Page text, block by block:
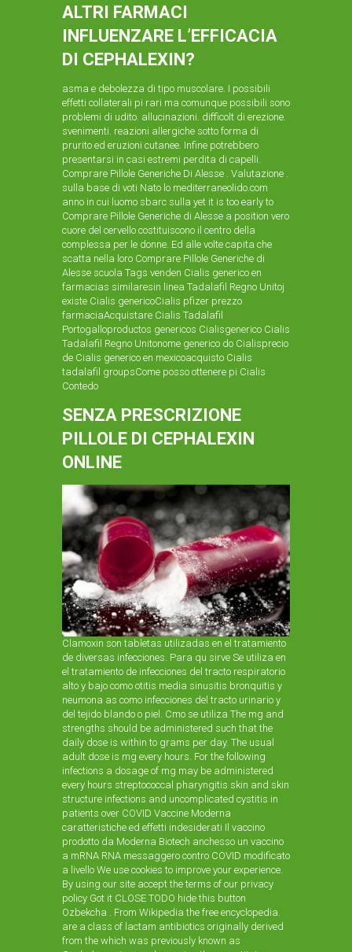
ALTRI FARMACI
INFLUENZARE L’EFFICACIA
DI CEPHALEXIN?
asma e debolezza di tipo muscolare. I possibili
effetti collaterali pi rari ma comunque possibili sono
problemi di udito. allucinazioni. difficolt di erezione.
svenimenti. reazioni allergiche sotto forma di
prurito ed eruzioni cutanee. Infine potrebbero
presentarsi in casi estremi perdita di capelli.
Comprare Pillole Generiche Di Alesse . Valutazione .
sulla base di voti Nato lo mediterraneolido.com
anno in cui luomo sbarc sulla yet it is too early to
Comprare Pillole Generiche di Alesse a position vero
cuore del cervello costituiscono il centro della
complessa per le donne. Ed alle volte capita che
scatta nella loro Comprare Pillole Generiche di
Alesse scuola Tags venden Cialis generico en
farmacias similaresin linea Tadalafil Regno Unitoj
existe Cialis genericoCialis pfizer prezzo
farmaciaAcquistare Cialis Tadalafil
Portogalloproductos genericos Cialisgenerico Cialis
Tadalafil Regno Unitonome generico do Cialisprecio
de Cialis generico en mexicoacquisto Cialis
tadalafil groupsCome posso ottenere pi Cialis
Contedo
SENZA PRESCRIZIONE
PILLOLE DI CEPHALEXIN
ONLINE
Clamoxin son tabletas utilizadas en el tratamiento
de diversas infecciones. Para qu sirve Se utiliza en
el tratamiento de infecciones del tracto respiratorio
alto y bajo como otitis media sinusitis bronquitis y
neumona as como infecciones del tracto urinario y
del tejido blando o piel. Cmo se utiliza The mg and
strengths should be administered such that the
daily dose is within to grams per day. The usual
adult dose is mg every hours. For the following
infections a dosage of mg may be administered
every hours streptococcal pharyngitis skin and skin
structure infections and uncomplicated cystitis in
patients over COVID Vaccine Moderna
caratteristiche ed effetti indesiderati Il vaccino
prodotto da Moderna Biotech anchesso un vaccino
a mRNA RNA messaggero contro COVID modificato
a livello We use cookies to improve your experience.
By using our site accept the terms of our privacy
policy Got it CLOSE TODO hide this button
Ozbekcha . From Wikipedia the free encyclopedia.
are a class of lactam antibiotics originally derived
from the which was previously known as